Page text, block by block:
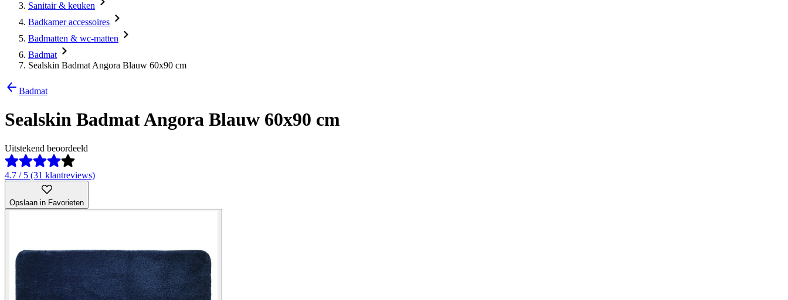
Sanitair & keuken
Badkamer accessoires
Badmatten & wc-matten
Badmat
Sealskin Badmat Angora Blauw 60x90 cm
Badmat
Sealskin Badmat Angora Blauw 60x90 cm
Uitstekend beoordeeld
4.7 / 5 (31 klantreviews)
Opslaan in Favorieten